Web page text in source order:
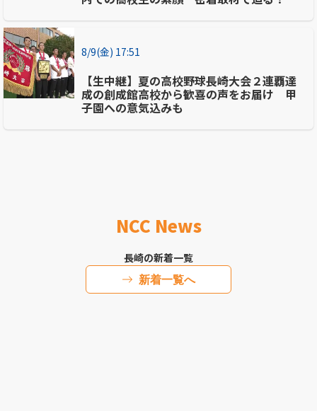
8/9(金) 17:51
【生中継】夏の高校野球長崎大会２連覇達
成の創成館高校から歓喜の声をお届け 甲
子園への意気込みも
NCC News
長崎の新着一覧
新着一覧へ